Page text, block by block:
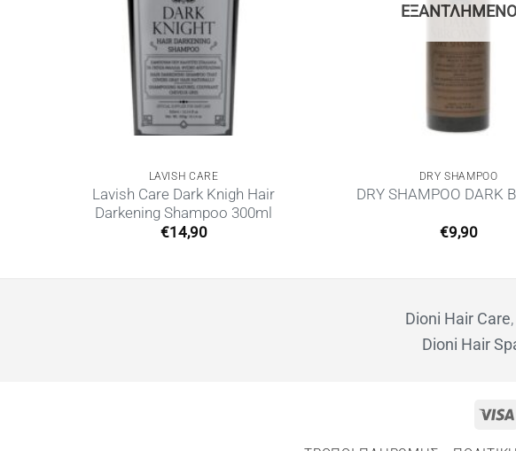
LAVISH CARE
Lavish Care Dark Knigh Hair
Darkening Shampoo 300ml
€14,90
ΕΞΑΝΤΛΗΜΈΝΟ
DRY SHAMPOO
DRY SHAMPOO DARK
€9,90
Dioni Hair Care
Dioni Hair